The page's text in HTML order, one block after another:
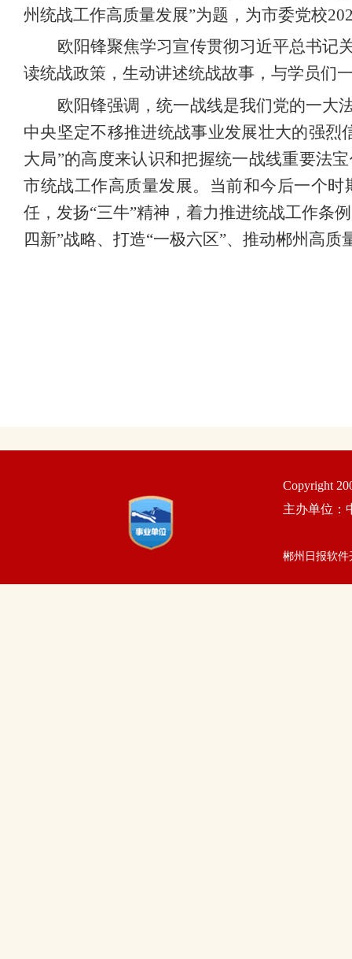
州统战工作高质量发展”为题，为市委党校
欧阳锋聚焦学习宣传贯彻习近平总书记
读统战政策，生动讲述统战故事，与学员们
欧阳锋强调，统一战线是我们党的一大
中央坚定不移推进统战事业发展壮大的强
大局”的高度来认识和把握统一战线重要法
市统战工作高质量发展。当前和今后一个
任，发扬“三牛”精神，着力推进统战工作条
四新”战略、打造“一极六区”、推动郴州高
Copyright
主办单位：
郴州日报软